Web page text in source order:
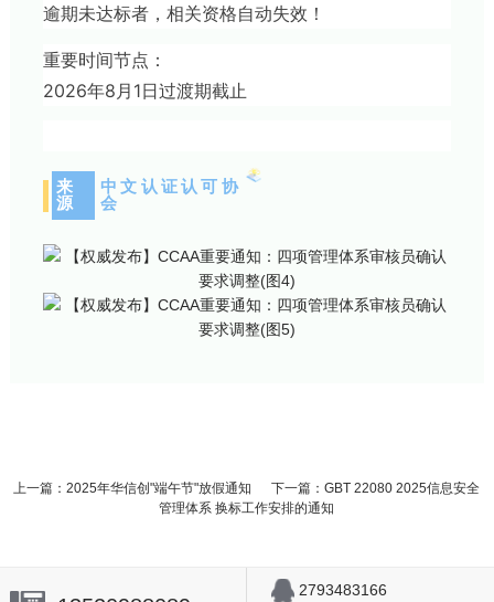
逾期未达标者，相关资格自动失效！
重要时间节点：
2026年8月1日过渡期截止
来
源
中文认证认可协
会
上一篇：2025年华信创"端午节"放假通知
下一篇：GBT 22080 2025信息安全
管理体系 换标工作安排的通知
2793483166